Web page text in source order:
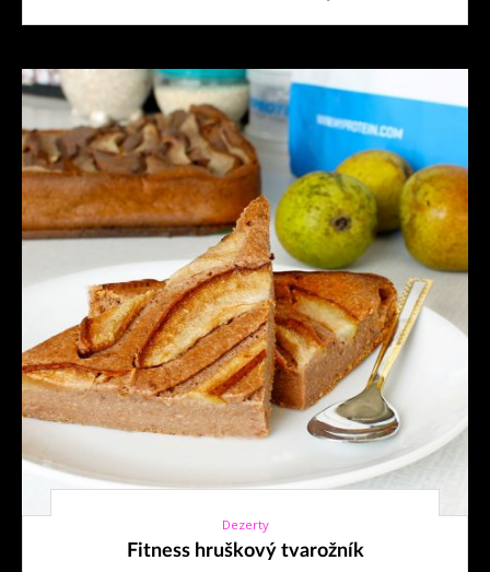
30. 10. 2017
Dezerty
Fitness hruškový tvarožník